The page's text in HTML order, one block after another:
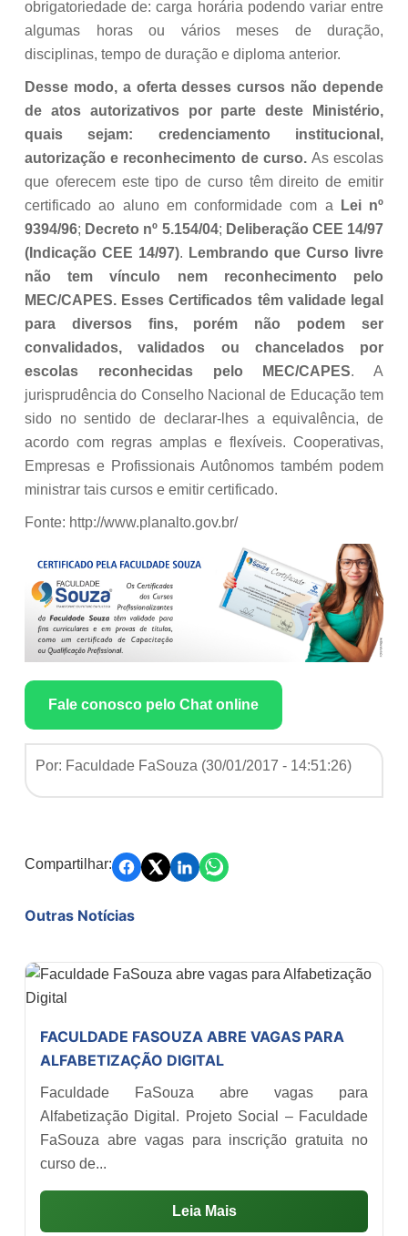
obrigatoriedade de: carga horária podendo variar entre
algumas horas ou vários meses de duração,
disciplinas, tempo de duração e diploma anterior.
Desse modo, a oferta desses cursos não depende
de atos autorizativos por parte deste Ministério,
quais sejam: credenciamento institucional,
autorização e reconhecimento de curso. As escolas
que oferecem este tipo de curso têm direito de emitir
certificado ao aluno em conformidade com a
Lei nº
9394/96; Decreto nº 5.154/04; Deliberação CEE 14/97
(Indicação CEE 14/97). Lembrando que Curso livre
não tem vínculo nem reconhecimento pelo
MEC/CAPES. Esses Certificados têm validade legal
para diversos fins, porém não podem ser
convalidados, validados ou chancelados por
escolas reconhecidas pelo MEC/CAPES. A
jurisprudência do Conselho Nacional de Educação tem
sido no sentido de declarar-lhes a equivalência, de
acordo com regras amplas e flexíveis. Cooperativas,
Empresas e Profissionais Autônomos também podem
ministrar tais cursos e emitir certificado.
Fonte: http://www.planalto.gov.br/
Fale conosco pelo Chat online
Por: Faculdade FaSouza (30/01/2017 - 14:51:26)
Compartilhar:
Outras Notícias
FACULDADE FASOUZA ABRE VAGAS PARA
ALFABETIZAÇÃO DIGITAL
Faculdade FaSouza abre vagas para
Alfabetização Digital. Projeto Social – Faculdade
FaSouza abre vagas para inscrição gratuita no
curso de...
Leia Mais